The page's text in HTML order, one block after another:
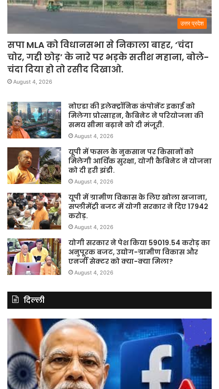
उत्तर प्रदेश
सपा MLA को विधानसभा से निकाला बाहर, ‘चंदा
चोर, गद्दी छोड़’ के नारे पर भड़के सतीश महाना, बोले-
चंदा दिया हो तो रसीद दिखाओ.
August 4, 2026
नोएडा की इलेक्ट्रॉनिक कंपोनेंट इकाई को
मिलेगा प्रोत्साहन, कैबिनेट ने परियोजना की
समय सीमा बढ़ाने को दी मंजूरी.
August 4, 2026
यूपी में फसल के नुकसान पर किसानों को
मिलेगी आर्थिक सुरक्षा, योगी कैबिनेट ने योजना
को दी हरी झंडी.
August 4, 2026
यूपी में ग्रामीण विकास के लिए खोला खजाना,
सप्लीमेंट्री बजट में योगी सरकार ने दिए 17942
करोड़.
August 4, 2026
योगी सरकार ने पेश किया 59019.54 करोड़ का
अनुपूरक बजट, उद्योग-ग्रामीण विकास और
एनर्जी सेक्टर को क्या-क्या मिला?
August 4, 2026
दिल्ली